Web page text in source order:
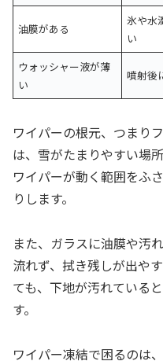
油膜がある
氷や水
い
ウォッシャー液が薄
い
噴射後
ワイパーの根元、つまり
は、雪がたまりやすい場
ワイパーが動く範囲をふ
りします。
また、ガラスに油膜や汚
流れず、拭き残しが出や
ても、下地が汚れている
す。
ワイパー凍結で困るのは